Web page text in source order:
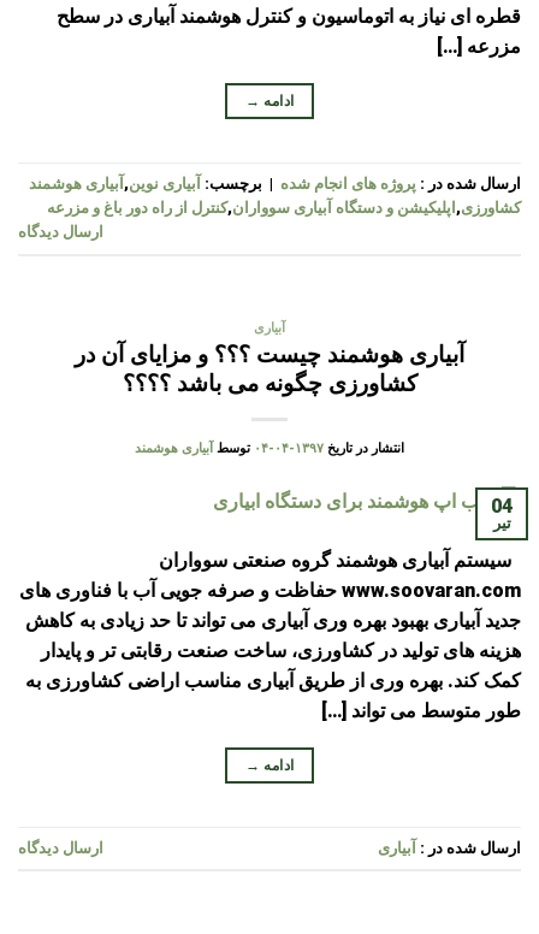
قطره ای نیاز به اتوماسیون و کنترل هوشمند آبیاری در سطح
مزرعه […]
ادامه →
ارسال شده در : پروژه های انجام شده | برچسب: آبیاری نوین, آبیاری هوشمند
کشاورزی, اپلیکیشن و دستگاه آبیاری سوواران,کنترل از راه دور باغ و مزرعه
ارسال دیدگاه
آبیاری
آبیاری هوشمند چیست ؟؟؟ و مزایای آن در
کشاورزی چگونه می باشد ؟؟؟؟
انتشار در تاریخ ۱۳۹۷-۰۴-۰۴ توسط آبیاری هوشمند
04
تیر
سیستم آبیاری هوشمند گروه صنعتی سوواران
www.soovaran.com حفاظت و صرفه جویی آب با فناوری های
جدید آبیاری بهبود بهره وری آبیاری می تواند تا حد زیادی به کاهش
هزینه های تولید در کشاورزی، ساخت صنعت رقابتی تر و پایدار
کمک کند. بهره وری از طریق آبیاری مناسب اراضی کشاورزی به
طور متوسط می تواند […]
ادامه →
ارسال شده در : آبیاری ارسال دیدگاه